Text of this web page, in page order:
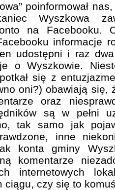
poinformował
Wyszkowa
na Facebooku.
informacje
udostępni i raz
o Wyszkowie.
się z
oni?) obawiają się,
oraz
są w pełni
tak samo jak
inne
konta gminy
komentarze
internetowych
ciągu, czy się to